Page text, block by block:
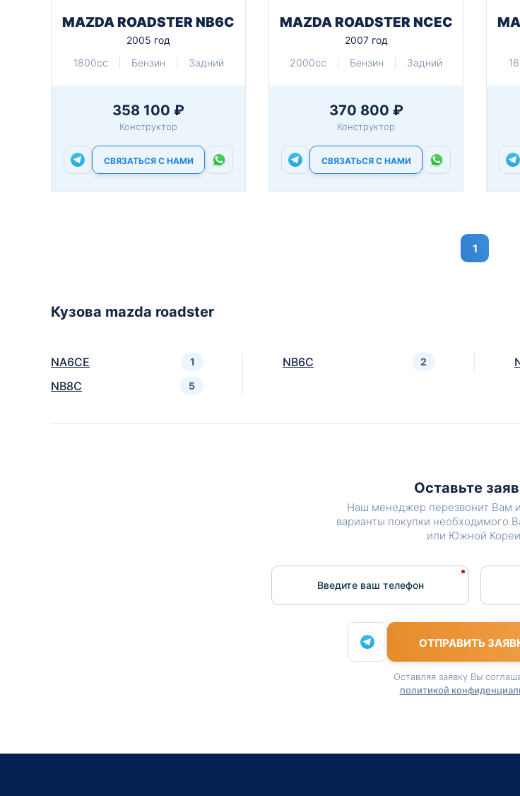
MAZDA ROADSTER NB6C
2005 год
1800cc
Бензин Задний
358 100 ₽
Конструктор
СВЯЗАТЬСЯ С НАМИ
MAZDA ROADSTER NCEC
2007 год
2000cc
Бензин Задний
370 800 ₽
Конструктор
СВЯЗАТЬСЯ С НАМИ
1
Кузова mazda roadster
NA6CE 1 NB6C 2
NB8C 5
Оставьте
Наш менеджер перезвонит Вам
варианты покупки необходимого
или Южной
Введите ваш телефон
ОТПРАВИТЬ
Оставляя заявку Вы
политикой